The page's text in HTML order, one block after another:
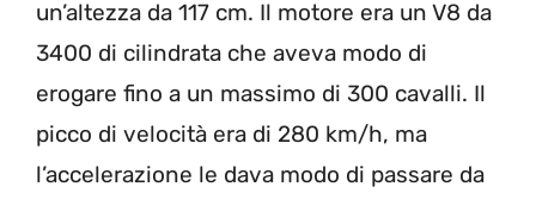
un’altezza da 117 cm. Il motore era un V8 da
3400 di cilindrata che aveva modo di
erogare fino a un massimo di 300 cavalli. Il
picco di velocità era di 280 km/h, ma
l’accelerazione le dava modo di passare da